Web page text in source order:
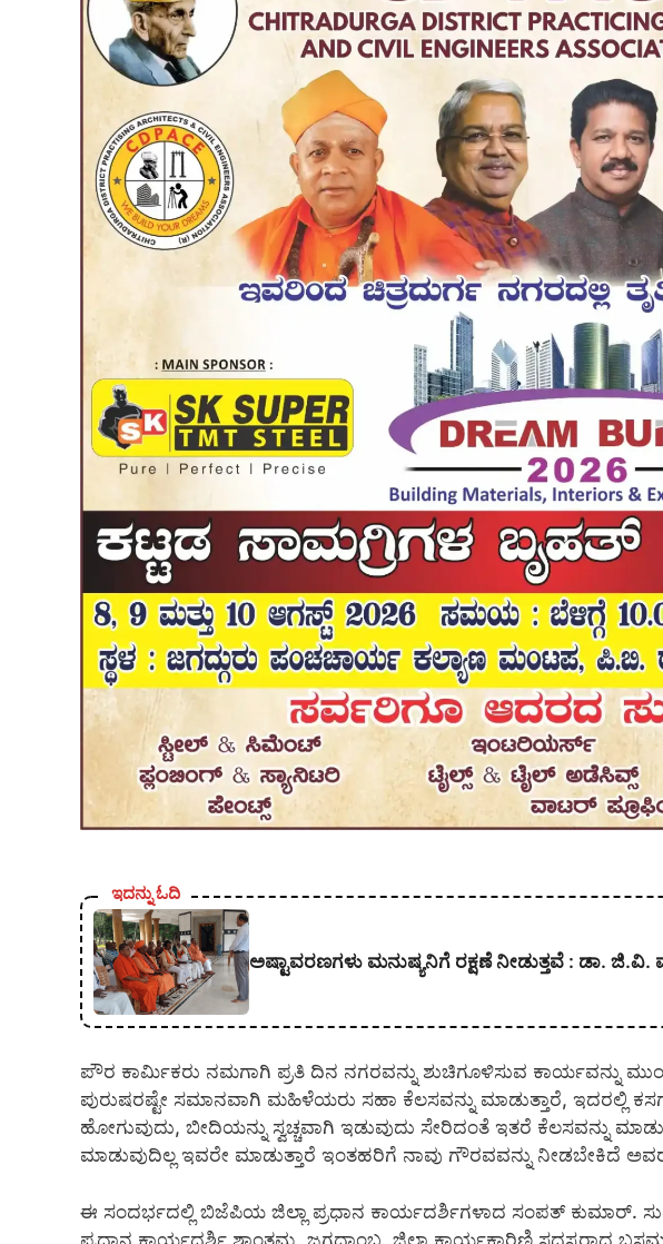
ಇದನ್ನು ಓದಿ
ಅಷ್ಟಾವರಣಗಳು ಮನುಷ್ಯನಿಗೆ ರಕ್ಷಣೆ ನೀಡುತ್ತವೆ : ಡಾ.
ಪೌರ ಕಾರ್ಮಿಕರು ನಮಗಾಗಿ ಪ್ರತಿ ದಿನ ನಗರವನ್ನು ಶುಚಿಗೂಳಿಸುವ ಕಾರ್ಯವನ್ನು
ಪುರುಷರಷ್ಟೇ ಸಮಾನವಾಗಿ ಮಹಿಳೆಯರು ಸಹಾ ಕೆಲಸವನ್ನು ಮಾಡುತ್ತಾರೆ, ಇದರಲ್ಲಿ
ಹೋಗುವುದು, ಬೀದಿಯನ್ನು ಸ್ವಚ್ಚವಾಗಿ ಇಡುವುದು ಸೇರಿದಂತೆ ಇತರೆ ಕೆಲಸವನ್ನು
ಮಾಡುವುದಿಲ್ಲ ಇವರೇ ಮಾಡುತ್ತಾರೆ ಇಂತಹರಿಗೆ ನಾವು ಗೌರವವನ್ನು ನೀಡಬೇಕಿದೆ
ಈ ಸಂದರ್ಭದಲ್ಲಿ ಬಿಜೆಪಿಯ ಜಿಲ್ಲಾ ಪ್ರಧಾನ ಕಾರ್ಯದರ್ಶಿಗಳಾದ ಸಂಪತ್ ಕುಮಾರ್.
ಪ್ರಧಾನ ಕಾರ್ಯದರ್ಶಿ ಶಾಂತಮ್ಮ, ಜಗದಾಂಬ, ಜಿಲ್ಲಾ ಕಾರ್ಯಕಾರಿಣಿ ಸದಸ್ಯರಾದ